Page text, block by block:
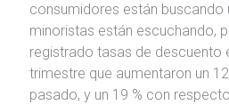
consumidores están buscando
minoristas están escuchando,
registrado tasas de descuento
trimestre que aumentaron un
pasado, y un 19 % con